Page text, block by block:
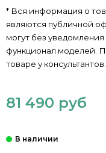
* Вся информация о
являются публичной
могут без
функционал моделей.
товаре у консультантов.
81 490 руб